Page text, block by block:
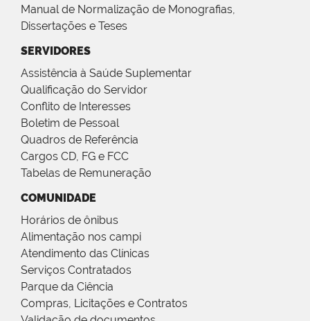
Manual de Normalização de Monografias,
Dissertações e Teses
SERVIDORES
Assistência à Saúde Suplementar
Qualificação do Servidor
Conflito de Interesses
Boletim de Pessoal
Quadros de Referência
Cargos CD, FG e FCC
Tabelas de Remuneração
COMUNIDADE
Horários de ônibus
Alimentação nos campi
Atendimento das Clínicas
Serviços Contratados
Parque da Ciência
Compras, Licitações e Contratos